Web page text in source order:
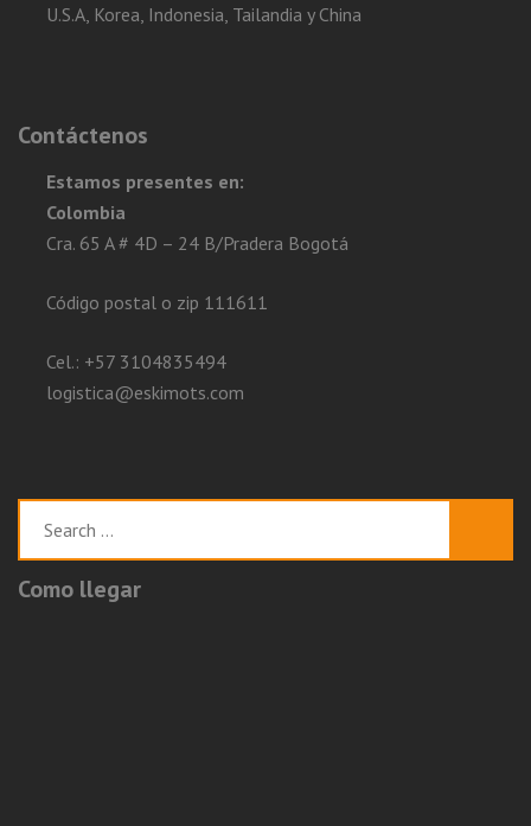
U.S.A, Korea, Indonesia, Tailandia y China
Contáctenos
Estamos presentes en:
Colombia
Cra. 65 A # 4D – 24 B/Pradera Bogotá
Código postal o zip 111611
Cel.: +57 3104835494
logistica@eskimots.com
Como llegar